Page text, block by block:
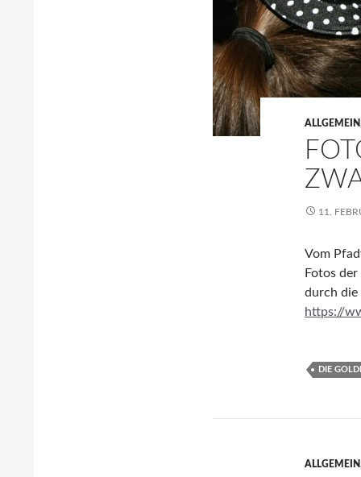
ALLGEMEIN
11.
Vom
Fotos
durch die
https://
DIE
ALLGEMEIN